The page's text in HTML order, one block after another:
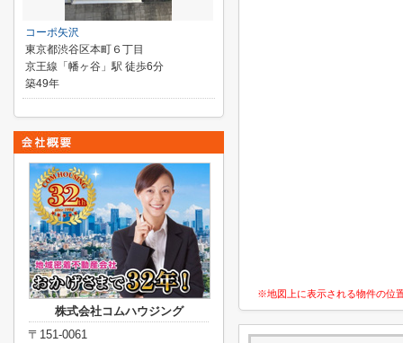
※地図上に表示される物件の位
コーポ矢沢
東京都渋谷区本町６丁目
京王線「幡ヶ谷」駅 徒歩6分
築49年
株式会社コムハウジング
〒151-0061